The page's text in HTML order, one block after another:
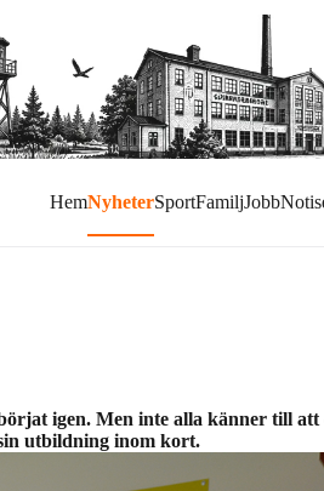
HemNyheterSportFamiljJobb
igen. Men inte alla känner till
utbildning inom kort.